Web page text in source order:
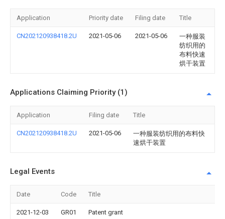
Application Priority date Filing date Title
CN202120938418.2U 2021-05-06 2021-05-06
一种服装
纺织用的
布料快速
烘干装置
Applications Claiming Priority (1)
Application Filing date Title
CN202120938418.2U 2021-05-06
一种服装纺织用的布料快
速烘干装置
Legal Events
Date Code Title
2021-12-03 GR01 Patent grant